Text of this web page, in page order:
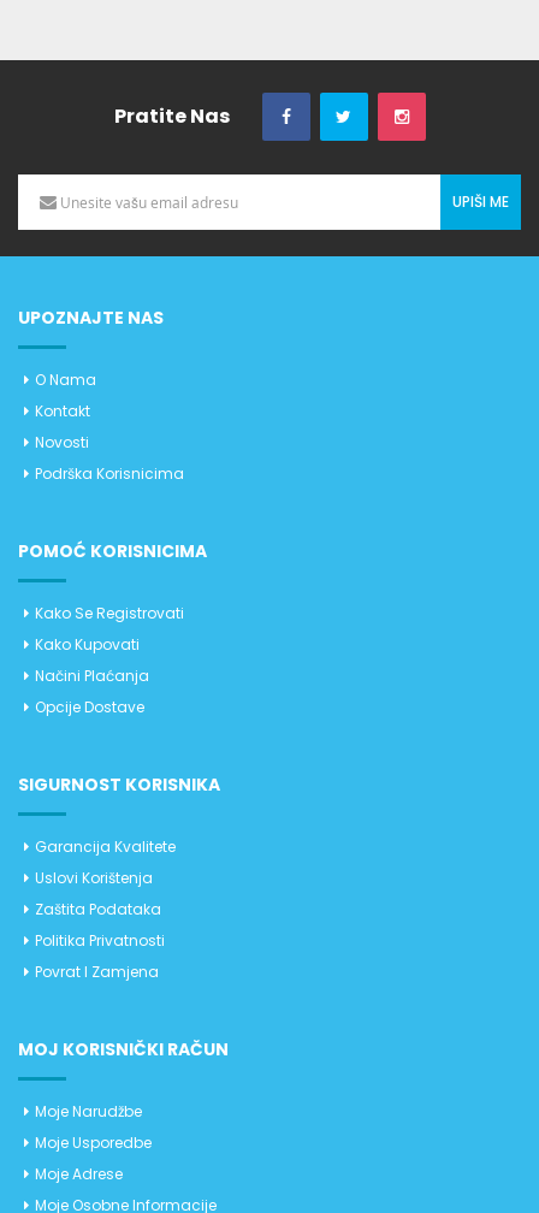
Pratite Nas
UPIŠI ME
UPOZNAJTE NAS
O Nama
Kontakt
Novosti
Podrška Korisnicima
POMOĆ KORISNICIMA
Kako Se Registrovati
Kako Kupovati
Načini Plaćanja
Opcije Dostave
SIGURNOST KORISNIKA
Garancija Kvalitete
Uslovi Korištenja
Zaštita Podataka
Politika Privatnosti
Povrat I Zamjena
MOJ KORISNIČKI RAČUN
Moje Narudžbe
Moje Usporedbe
Moje Adrese
Moje Osobne Informacije